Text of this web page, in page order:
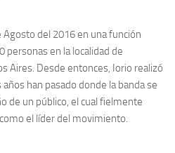
del 2016 en una función
personas en la localidad de
Aires. Desde entonces, Iorio realizó
han pasado donde la banda se
de un público, el cual fielmente
el líder del movimiento.